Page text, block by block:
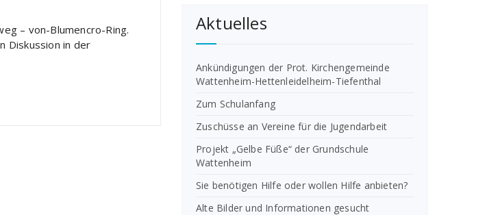
– von-Blumencro-Ring.
Diskussion in der
Aktuelles
Ankündigungen der Prot. Kirchengemeinde
Wattenheim-Hettenleidelheim-Tiefenthal
Zum Schulanfang
Zuschüsse an Vereine für die Jugendarbeit
Projekt „Gelbe Füße“ der Grundschule
Wattenheim
Sie benötigen Hilfe oder wollen Hilfe anbieten?
Alte Bilder und Informationen gesucht